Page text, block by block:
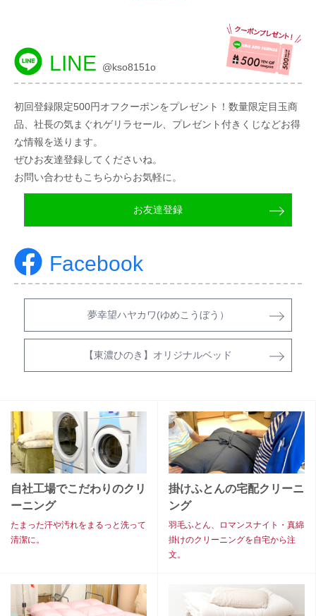
LINE @kso8151o
初回登録限定500円オフクーポンをプレゼント！数量限定目玉商
品、社長の気まぐれゲリラセール、プレゼント付きくじなどお得
な情報を送ります。
ぜひお友達登録してくださいね。
お問い合わせもこちらからお気軽に。
お友達登録
Facebook
夢幸望ハヤカワ(ゆめこうぼう）
【東濃ひのき】オリジナルベッド
自社工場でこだわりのクリ
ーニング
たまった汗や汚れをまるっと洗って
清潔に。
掛けふとんの宅配クリーニ
ング
羽毛ふとん、ロマンスナイト・真綿
掛けのクリーニングを自宅から注
文。